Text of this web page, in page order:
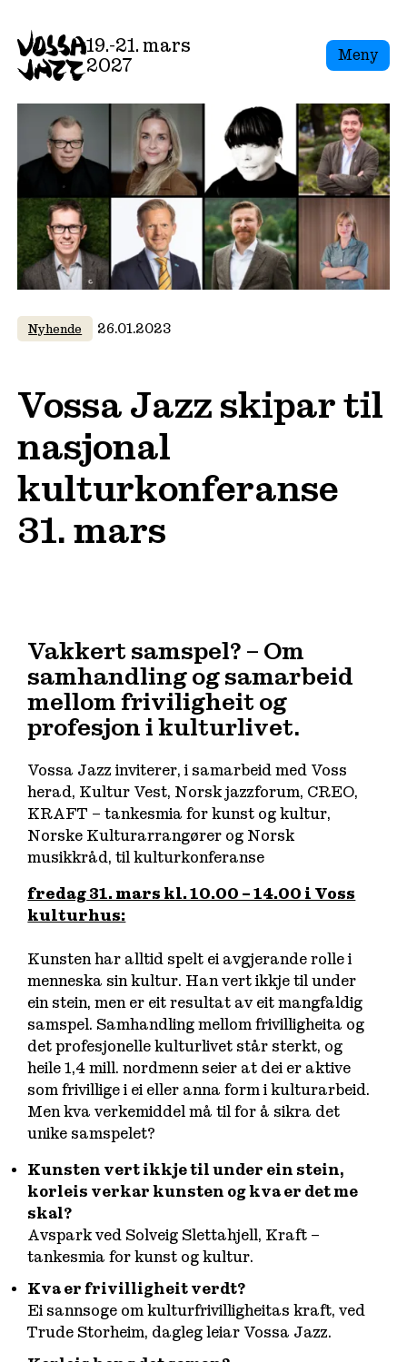
to
content
19.-21. mars
2027
Meny
Nyhende 26.01.2023
Vossa Jazz skipar til
nasjonal
kulturkonferanse
31. mars
Vakkert samspel? – Om
samhandling og samarbeid
mellom friviligheit og
profesjon i kulturlivet.
Vossa Jazz inviterer, i samarbeid med Voss
herad, Kultur Vest, Norsk jazzforum, CREO,
KRAFT – tankesmia for kunst og kultur,
Norske Kulturarrangører og Norsk
musikkråd, til kulturkonferanse
fredag 31. mars kl. 10.00 – 14.00 i Voss
kulturhus:
Kunsten har alltid spelt ei avgjerande rolle i
menneska sin kultur. Han vert ikkje til under
ein stein, men er eit resultat av eit mangfaldig
samspel. Samhandling mellom frivilligheita og
det profesjonelle kulturlivet står sterkt, og
heile 1,4 mill. nordmenn seier at dei er aktive
som frivillige i ei eller anna form i kulturarbeid.
Men kva verkemiddel må til for å sikra det
unike samspelet?
Kunsten vert ikkje til under ein stein,
korleis verkar kunsten og kva er det me
skal?
Avspark ved Solveig Slettahjell, Kraft –
tankesmia for kunst og kultur.
Kva er frivilligheit verdt?
Ei sannsoge om kulturfrivilligheitas kraft, ved
Trude Storheim, dagleg leiar Vossa Jazz.